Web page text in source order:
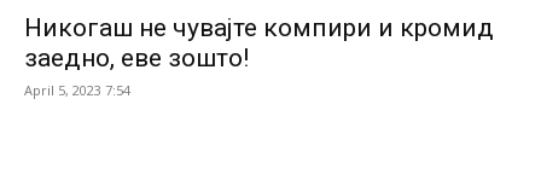
Никогаш не чувајте компири и кромид
заедно, еве зошто!
April 5, 2023 7:54